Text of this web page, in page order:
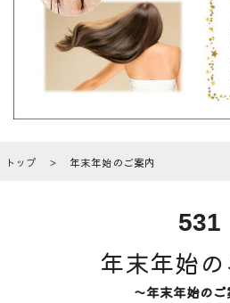
トップ 年末年始のご案内
531
年末年始
～年末年始の